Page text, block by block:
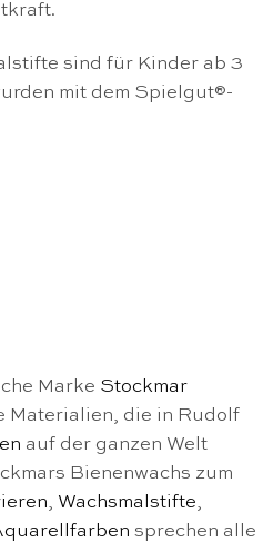
sind für Kinder ab 3
mit dem Spielgut®-
Marke Stockmar
Materialien, die in Rudolf
auf der ganzen Welt
Bienenwachs zum
, Wachsmalstifte,
sprechen alle